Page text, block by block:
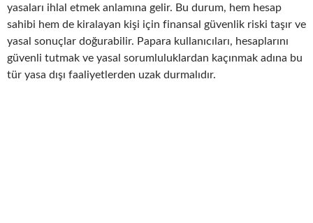
yasaları ihlal etmek anlamına gelir. Bu durum, hem hesap
sahibi hem de kiralayan kişi için finansal güvenlik riski taşır ve
yasal sonuçlar doğurabilir. Papara kullanıcıları, hesaplarını
güvenli tutmak ve yasal sorumluluklardan kaçınmak adına bu
tür yasa dışı faaliyetlerden uzak durmalıdır.